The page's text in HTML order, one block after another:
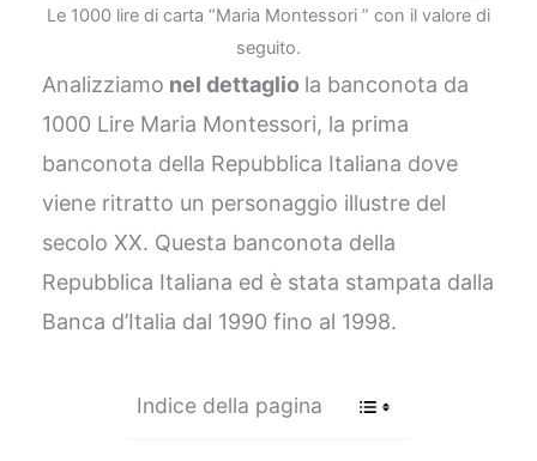
Le 1000 lire di carta “Maria Montessori ” con il valore di
seguito.
Analizziamo nel dettaglio la banconota da
1000 Lire Maria Montessori, la prima
banconota della Repubblica Italiana dove
viene ritratto un personaggio illustre del
secolo XX. Questa banconota della
Repubblica Italiana ed è stata stampata dalla
Banca d’Italia dal 1990 fino al 1998.
Indice della pagina